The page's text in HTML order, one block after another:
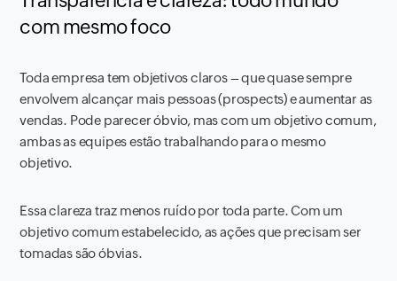
com mesmo foco
Toda empresa tem objetivos claros – que quase sempre
envolvem alcançar mais pessoas (prospects) e aumentar as
vendas. Pode parecer óbvio, mas com um objetivo comum,
ambas as equipes estão trabalhando para o mesmo
objetivo.
Essa clareza traz menos ruído por toda parte. Com um
objetivo comum estabelecido, as ações que precisam ser
tomadas são óbvias.